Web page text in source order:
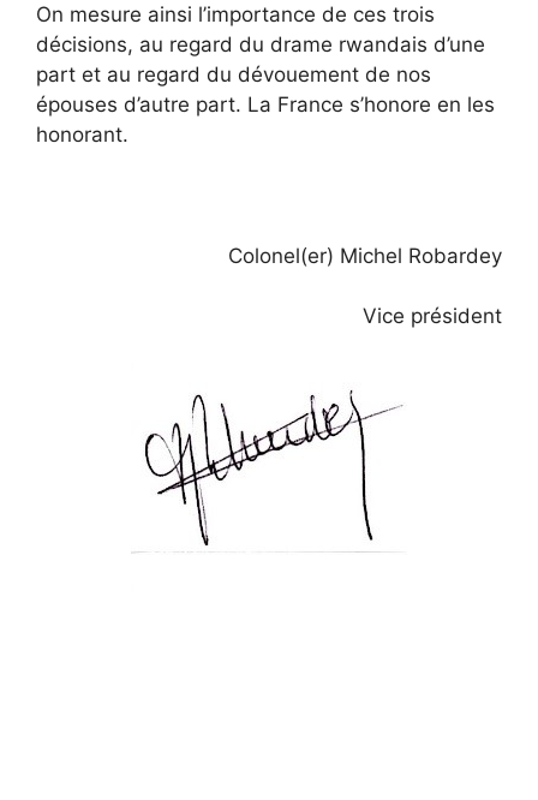
On mesure ainsi l’importance de ces trois
décisions, au regard du drame rwandais d’une
part et au regard du dévouement de nos
épouses d’autre part. La France s’honore en les
honorant.
Colonel(er) Michel Robardey
Vice président